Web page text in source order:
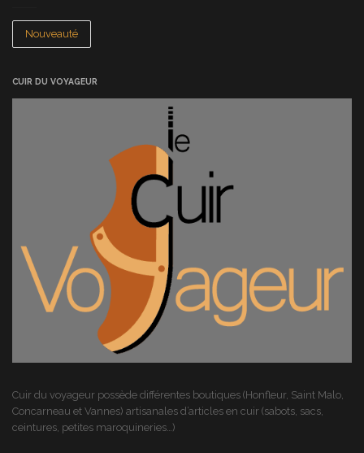
Nouveauté
CUIR DU VOYAGEUR
Cuir du voyageur possède différentes boutiques (Honfleur, Saint Malo,
Concarneau et Vannes) artisanales d’articles en cuir (sabots, sacs,
ceintures, petites maroquineries…)